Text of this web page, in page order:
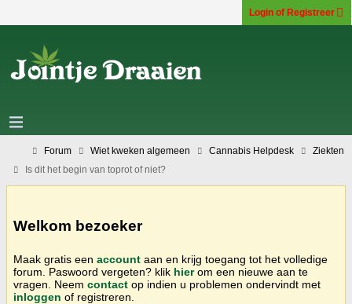
Login of Registreer
Forum Wiet kweken algemeen Cannabis Helpdesk
Ziekten
Is dit het begin van toprot of niet?
Welkom bezoeker
Maak gratis een account aan en krijg toegang tot het volledige
forum. Paswoord vergeten? klik hierom een nieuwe aan te
vragen. Neem contact op indien u problemen ondervindt met
inloggen of registreren.